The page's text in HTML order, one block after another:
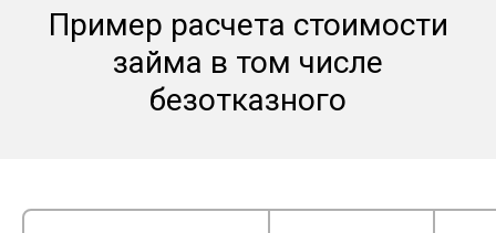
Пример расчета стоимости
займа в том числе
безотказного